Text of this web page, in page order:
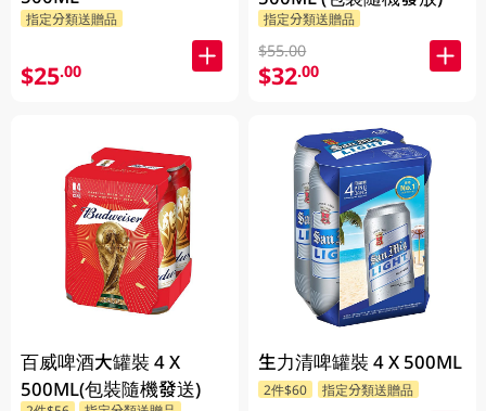
指定分類送贈品
$25.00
百威啤酒大罐裝 4 X
500ML(包裝隨機發送)
指定分類送贈品
$55.00
$32.00
生力清啤罐裝 4 X 500ML
2件$60 指定分類送贈品